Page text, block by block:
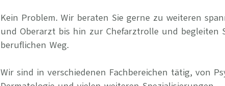
Kein Problem. Wir beraten Sie gerne zu weiteren
und Oberarzt bis hin zur Chefarztrolle und begleiten
beruflichen Weg.
Wir sind in verschiedenen Fachbereichen tätig, von